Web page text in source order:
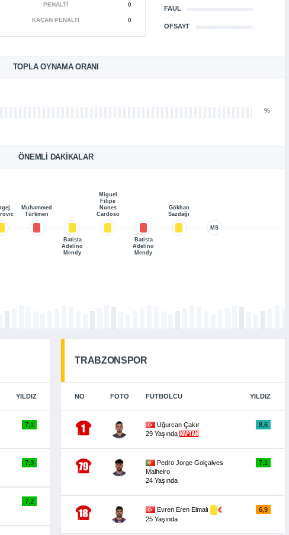
PENALTI 0
KAÇAN PENALTI 0
FAUL
OFSAYT
TOPLA OYNAMA ORANI
%
ÖNEMLI DAKIKALAR
Muhammed
Türkmen
Batista
Adelino
Mendy
Miguel
Filipe
Nunes
Cardoso
Batista
Adelino
Mendy
Gökhan
Sazdağı
MS
YILDIZ
7,1
7,3
7,2
TRABZONSPOR
NO FOTO FUTBOLCU YILDIZ
Uğurcan Çakır
29 Yaşında
8,6
Pedro Jorge Golçalves
Malheiro
24 Yaşında
7,1
Evren Eren Elmalı
25 Yaşında
6,9